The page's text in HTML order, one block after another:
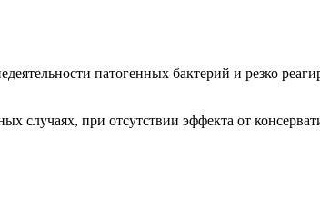
патогенных бактерий и резко
случаях, при отсутствии эффекта от